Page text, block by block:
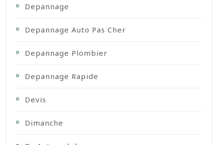
Depannage
Depannage Auto Pas Cher
Depannage Plombier
Depannage Rapide
Devis
Dimanche